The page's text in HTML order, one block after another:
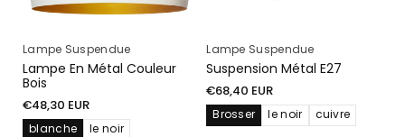
Lampe Suspendue
Lampe En Métal Couleur
Bois
Prix
habituel
€48,30 EUR
blanche
le noir
Lampe Suspendue
Suspension Métal E27
Prix
habituel
€68,40 EUR
Brosser le noir cuivre